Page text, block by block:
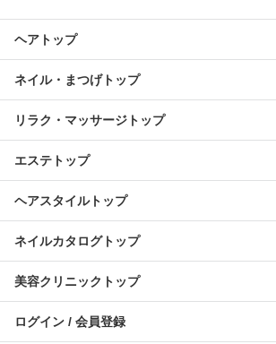
ヘアトップ
ネイル・まつげトップ
リラク・マッサージトップ
エステトップ
ヘアスタイルトップ
ネイルカタログトップ
美容クリニックトップ
ログイン / 会員登録